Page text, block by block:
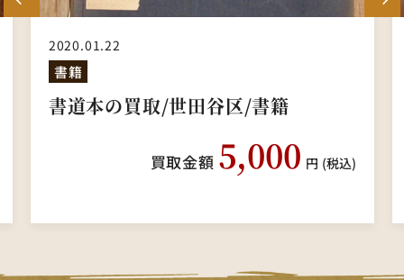
2020.01.22
書籍
書道本の買取/世田谷区/書籍
買取金額 5,000 円 (税込)